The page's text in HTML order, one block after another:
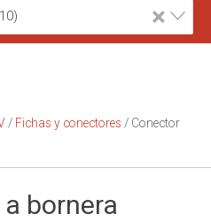
×
/ Fichas y conectores / Conector
bornera